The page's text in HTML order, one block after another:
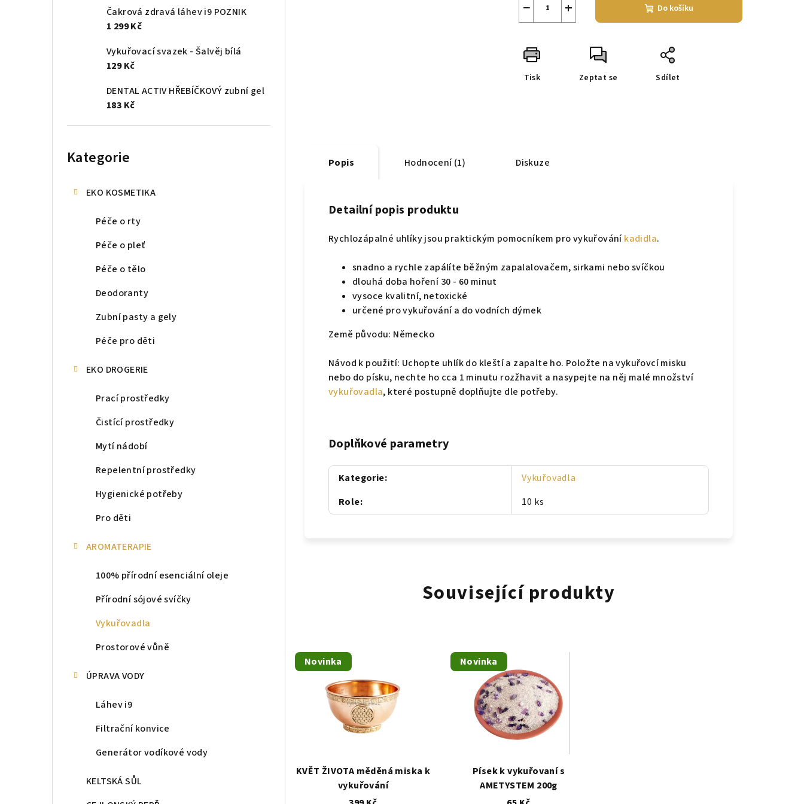
Čakrová zdravá láhev i9 POZNIK
1 299 Kč
Vykuřovací svazek - Šalvěj bílá
129 Kč
DENTAL ACTIV HŘEBÍČKOVÝ zubní gel
183 Kč
Kategorie
EKO KOSMETIKA
Péče o rty
Péče o pleť
Péče o tělo
Deodoranty
Zubní pasty a gely
Péče pro děti
EKO DROGERIE
Prací prostředky
Čistící prostředky
Mytí nádobí
Repelentní prostředky
Hygienické potřeby
Pro děti
AROMATERAPIE
100% přírodní esenciální oleje
Přírodní sójové svíčky
Vykuřovadla
Prostorové vůně
ÚPRAVA VODY
Láhev i9
Filtrační konvice
Generátor vodíkové vody
KELTSKÁ SŮL
+
− Do košíku
Tisk Zeptat se Sdílet
Popis Hodnocení (1) Diskuze
Detailní popis produktu
Rychlozápalné uhlíky jsou praktickým pomocníkem pro vykuřováníkadidla.
snadno a rychle zapálíte běžným zapalalovačem, sirkami nebo svíčkou
dlouhá doba hoření 30 - 60 minut
vysoce kvalitní, netoxické
určené pro vykuřování a do vodních dýmek
Země původu: Německo
Návod k použití: Uchopte uhlík do kleští a zapalte ho. Položte na vykuřovcí misku
nebo do písku, nechte ho cca 1 minutu rozžhavit a nasypejte na něj malé množství
vykuřovadla, které postupně doplňujte dle potřeby.
Doplňkové parametry
Kategorie:
Vykuřovadla
Role: 10 ks
Související produkty
Novinka
KVĚT ŽIVOTA měděná miska k
vykuřování
Novinka
Písek k vykuřovaní s
AMETYSTEM 200g